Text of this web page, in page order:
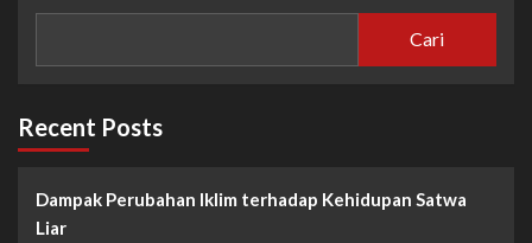
Cari
Recent Posts
Dampak Perubahan Iklim terhadap Kehidupan Satwa
Liar